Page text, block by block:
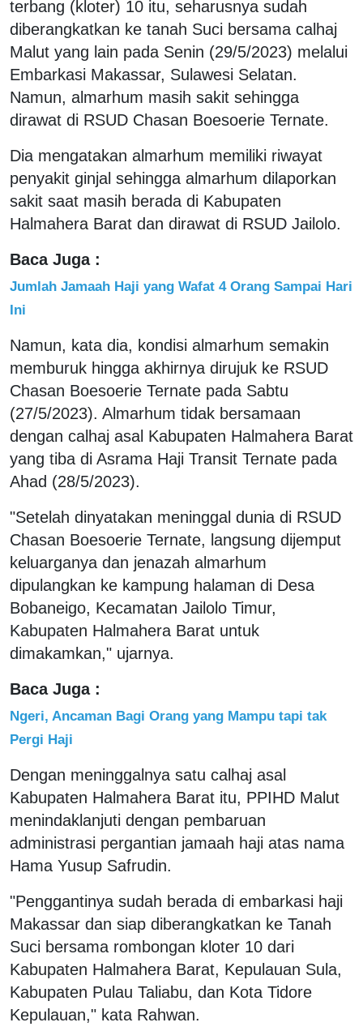
terbang (kloter) 10 itu, seharusnya sudah
diberangkatkan ke tanah Suci bersama calhaj
Malut yang lain pada Senin (29/5/2023) melalui
Embarkasi Makassar, Sulawesi Selatan.
Namun, almarhum masih sakit sehingga
dirawat di RSUD Chasan Boesoerie Ternate.
Dia mengatakan almarhum memiliki riwayat
penyakit ginjal sehingga almarhum dilaporkan
sakit saat masih berada di Kabupaten
Halmahera Barat dan dirawat di RSUD Jailolo.
Baca Juga :
Jumlah Jamaah Haji yang Wafat 4 Orang Sampai Hari
Ini
Namun, kata dia, kondisi almarhum semakin
memburuk hingga akhirnya dirujuk ke RSUD
Chasan Boesoerie Ternate pada Sabtu
(27/5/2023). Almarhum tidak bersamaan
dengan calhaj asal Kabupaten Halmahera Barat
yang tiba di Asrama Haji Transit Ternate pada
Ahad (28/5/2023).
"Setelah dinyatakan meninggal dunia di RSUD
Chasan Boesoerie Ternate, langsung dijemput
keluarganya dan jenazah almarhum
dipulangkan ke kampung halaman di Desa
Bobaneigo, Kecamatan Jailolo Timur,
Kabupaten Halmahera Barat untuk
dimakamkan," ujarnya.
Baca Juga :
Ngeri, Ancaman Bagi Orang yang Mampu tapi tak
Pergi Haji
Dengan meninggalnya satu calhaj asal
Kabupaten Halmahera Barat itu, PPIHD Malut
menindaklanjuti dengan pembaruan
administrasi pergantian jamaah haji atas nama
Hama Yusup Safrudin.
"Penggantinya sudah berada di embarkasi haji
Makassar dan siap diberangkatkan ke Tanah
Suci bersama rombongan kloter 10 dari
Kabupaten Halmahera Barat, Kepulauan Sula,
Kabupaten Pulau Taliabu, dan Kota Tidore
Kepulauan," kata Rahwan.